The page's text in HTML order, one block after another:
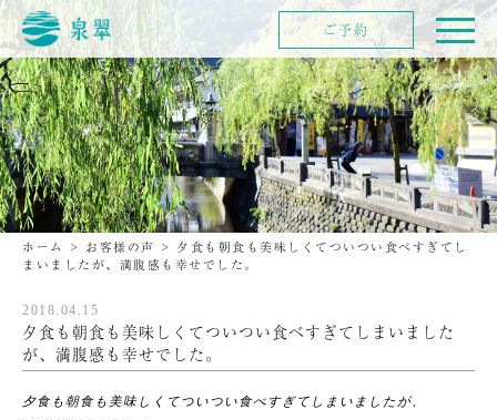
ホーム > お客様の声 > 夕食も朝食も美味しくてついつい食べすぎてし
まいましたが、満腹感も幸せでした。
2018.04.15
夕食も朝食も美味しくてついつい食べすぎてしまいました
が、満腹感も幸せでした。
夕食も朝食も美味しくてついつい食べすぎてしまいましたが、
ご予約